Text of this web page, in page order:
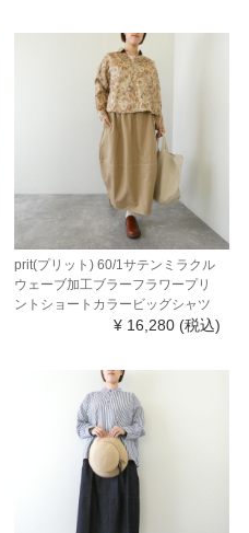
prit(プリット) 60/1サテンミラクル
ウェーブ加工ブラーフラワープリ
ントショートカラービッグシャツ
¥ 16,280 (税込)